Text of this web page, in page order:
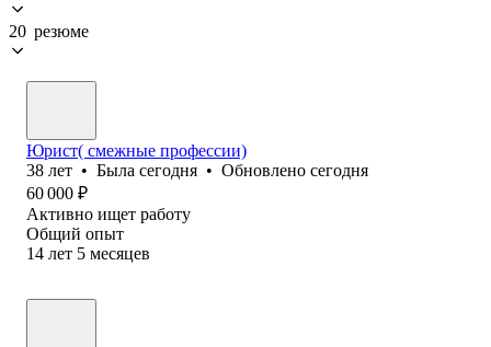
20 резюме
Юрист( смежные профессии)
38 лет • Была сегодня • Обновлено сегодня
60 000 ₽
Активно ищет работу
Общий опыт
14 лет 5 месяцев